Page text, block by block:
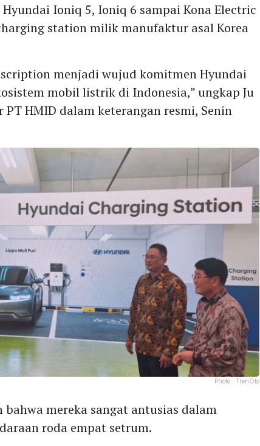
Ioniq 5, Ioniq 6 sampai Kona Electric
station milik manufaktur asal Korea
menjadi wujud komitmen Hyundai
mobil listrik di Indonesia,” ungkap Ju
PT HMID dalam keterangan resmi, Senin
Photo : TrenOto
mereka sangat antusias dalam
roda empat setrum.